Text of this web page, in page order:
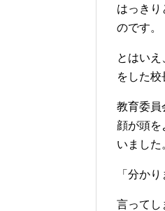
はっきり
のです。
とはい
をした校
教育委員
顔が頭
いました
「分か
言ってし